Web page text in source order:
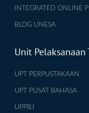
INTEGRATED ONLINE
BLOG UNESA
Unit Pelaksanaan
UPT PERPUSTAKAAN
UPT PUSAT BAHASA
UPPBJ